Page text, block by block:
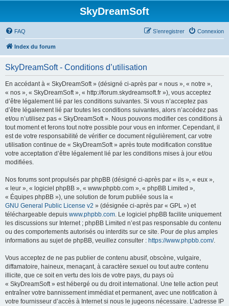
SkyDreamSoft
FAQ Connexion
S’enregistrer
Index du forum
SkyDreamSoft - Conditions d’utilisation
En accédant à « SkyDreamSoft » (désigné ci-après par « nous », « notre »,
« nos », « SkyDreamSoft », « http://forum.skydreamsoft.fr »), vous acceptez
d’être légalement lié par les conditions suivantes. Si vous n’acceptez pas
d’être légalement lié par toutes les conditions suivantes, alors n’accédez pas
et/ou n’utilisez pas « SkyDreamSoft ». Nous pouvons modifier ces conditions à
tout moment et ferons tout notre possible pour vous en informer. Cependant, il
est de votre responsabilité de vérifier ce document régulièrement, car votre
utilisation continue de « SkyDreamSoft » après toute modification constitue
votre acceptation d’être légalement lié par les conditions mises à jour et/ou
modifiées.
Nos forums sont propulsés par phpBB (désigné ci-après par « ils », « eux »,
« leur », « logiciel phpBB », « www.phpbb.com », « phpBB Limited »,
« Équipes phpBB »), une solution de forum publiée sous la «
GNU General Public License v2 » (désignée ci-après par « GPL ») et
téléchargeable depuis www.phpbb.com. Le logiciel phpBB facilite uniquement
les discussions sur Internet ; phpBB Limited n’est pas responsable du contenu
ou des comportements autorisés ou interdits sur ce site. Pour de plus amples
informations au sujet de phpBB, veuillez consulter : https://www.phpbb.com/.
Vous acceptez de ne pas publier de contenu abusif, obscène, vulgaire,
diffamatoire, haineux, menaçant, à caractère sexuel ou tout autre contenu
illicite, que ce soit en vertu des lois de votre pays, du pays où
« SkyDreamSoft » est hébergé ou du droit international. Une telle action peut
entraîner votre bannissement immédiat et permanent, avec une notification à
votre fournisseur d’accès à Internet si nous le jugeons nécessaire. L’adresse IP